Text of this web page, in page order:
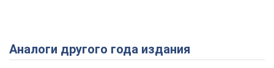
Play Video
Аналоги другого года издания